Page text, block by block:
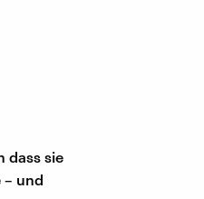
dass sie
und